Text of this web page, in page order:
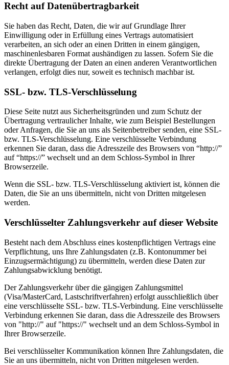
Recht auf Datenübertragbarkeit
Sie haben das Recht, Daten, die wir auf Grundlage Ihrer
Einwilligung oder in Erfüllung eines Vertrags automatisiert
verarbeiten, an sich oder an einen Dritten in einem gängigen,
maschinenlesbaren Format aushändigen zu lassen. Sofern Sie die
direkte Übertragung der Daten an einen anderen Verantwortlichen
verlangen, erfolgt dies nur, soweit es technisch machbar ist.
SSL- bzw. TLS-Verschlüsselung
Diese Seite nutzt aus Sicherheitsgründen und zum Schutz der
Übertragung vertraulicher Inhalte, wie zum Beispiel Bestellungen
oder Anfragen, die Sie an uns als Seitenbetreiber senden, eine SSL-
bzw. TLS-Verschlüsselung. Eine verschlüsselte Verbindung
erkennen Sie daran, dass die Adresszeile des Browsers von “http://”
auf “https://” wechselt und an dem Schloss-Symbol in Ihrer
Browserzeile.
Wenn die SSL- bzw. TLS-Verschlüsselung aktiviert ist, können die
Daten, die Sie an uns übermitteln, nicht von Dritten mitgelesen
werden.
Verschlüsselter Zahlungsverkehr auf dieser Website
Besteht nach dem Abschluss eines kostenpflichtigen Vertrags eine
Verpflichtung, uns Ihre Zahlungsdaten (z.B. Kontonummer bei
Einzugsermächtigung) zu übermitteln, werden diese Daten zur
Zahlungsabwicklung benötigt.
Der Zahlungsverkehr über die gängigen Zahlungsmittel
(Visa/MasterCard, Lastschriftverfahren) erfolgt ausschließlich über
eine verschlüsselte SSL- bzw. TLS-Verbindung. Eine verschlüsselte
Verbindung erkennen Sie daran, dass die Adresszeile des Browsers
von "http://" auf "https://" wechselt und an dem Schloss-Symbol in
Ihrer Browserzeile.
Bei verschlüsselter Kommunikation können Ihre Zahlungsdaten, die
Sie an uns übermitteln, nicht von Dritten mitgelesen werden.